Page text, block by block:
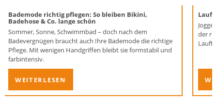
Bademode richtig pflegen: So bleiben Bikini,
Badehose & Co. lange schön
Sommer, Sonne, Schwimmbad – doch nach dem
Badevergnügen braucht auch Ihre Bademode die richtige
Pflege. Mit wenigen Handgriffen bleibt sie formstabil und
farbintensiv.
WEITERLESEN
der